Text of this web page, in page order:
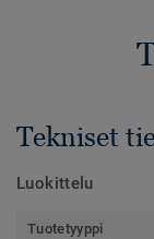
Tekniset
Luokittelu
Tuotetyyppi